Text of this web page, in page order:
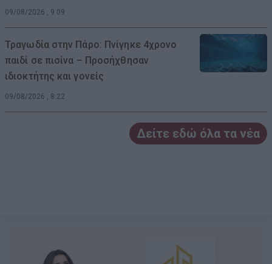
09/08/2026 , 9:09
Τραγωδία στην Πάρο: Πνίγηκε 4χρονο
παιδί σε πισίνα – Προσήχθησαν
ιδιοκτήτης και γονείς
09/08/2026 , 8:22
Δείτε εδώ όλα τα νέα